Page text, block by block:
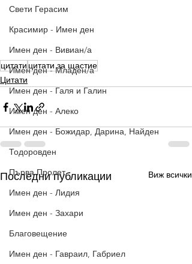
Свети Герасим
Красимир - Имен ден
Имен ден - Вивиан/а
Имен ден - Младен/а
Имен ден - Галя и Галин
Имен ден - Алеко
Имен ден - Божидар, Дарина, Найден
Тодоровден
Първа Пролет
Имен ден - Лидия
Имен ден - Захари
Благовещение
Имен ден - Гавраил, Габриел
цитати цитати за щастие
Цитати
Последни публикации Виж всички